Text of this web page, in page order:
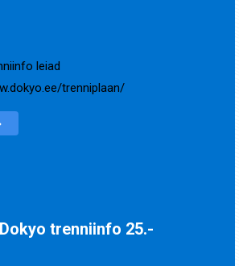
leiad
trenniplaan/
trenniinfo 25.-